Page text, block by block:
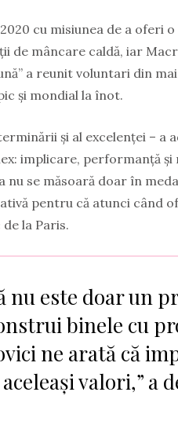
cu misiunea de a oferi
de mâncare caldă, iar
a reunit voluntari din
și mondial la înot.
și al excelenței – a
implicare, performanță și
se măsoară doar în
pentru că atunci când
la Paris.
este doar un
binele cu
ne arată că
valori,” a